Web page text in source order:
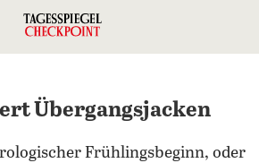
Übergangsjacken
Frühlingsbeginn, oder